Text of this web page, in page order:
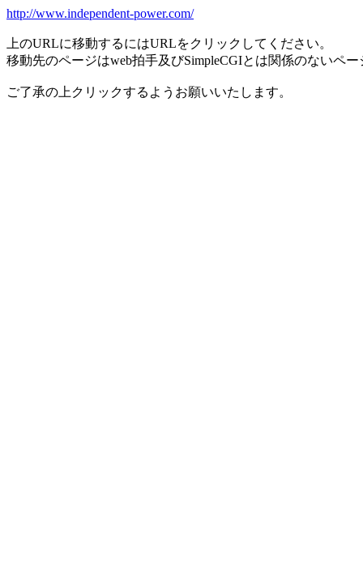
http://www.independent-power.com/
上のURLに移動するにはURLをクリックしてください。
移動先のページはweb拍手及びSimpleCGIとは関係のないペ
ご了承の上クリックするようお願いいたします。